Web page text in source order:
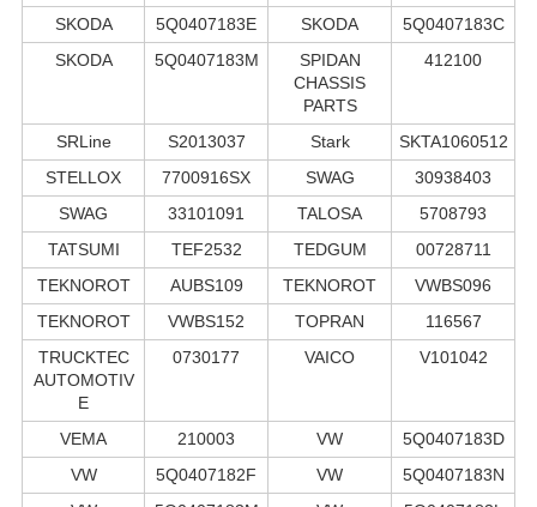
SKODA
5Q0407183E SKODA
5Q0407183C
SKODA
5Q0407183M
SPIDAN
CHASSIS
PARTS
412100
SRLine S2013037 Stark
SKTA1060512
STELLOX
7700916SX SWAG
30938403
SWAG
33101091 TALOSA
5708793
TATSUMI
TEF2532 TEDGUM
00728711
TEKNOROT
AUBS109 TEKNOROT
VWBS096
TEKNOROT
VWBS152 TOPRAN
116567
TRUCKTEC
AUTOMOTIV
E
0730177 VAICO V101042
VEMA 210003 VW
5Q0407183D
VW
5Q0407182F VW
5Q0407183N